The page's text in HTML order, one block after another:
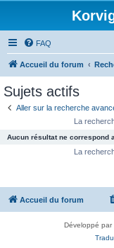
FAQ
Accueil du forum
Sujets actifs
Aller sur la recherche
La
Aucun résultat ne correspond
La
Accueil du forum
Développé par